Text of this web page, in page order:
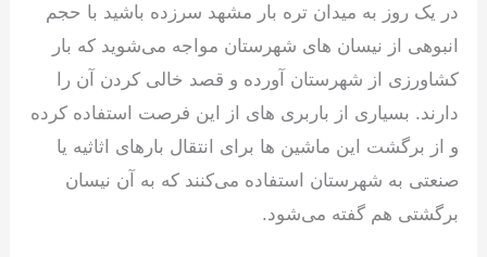
در یک روز به میدان تره بار مشهد سرزده باشید با حجم
انبوهی از نیسان های شهرستان مواجه می‌شوید که بار
کشاورزی از شهرستان آورده و قصد خالی کردن آن را
دارند. بسیاری از باربری های از این فرصت استفاده کرده
و از برگشت این ماشین ها برای انتقال بارهای اثاثیه یا
صنعتی به شهرستان استفاده می‌کنند که به آن نیسان
برگشتی هم گفته می‌شود.